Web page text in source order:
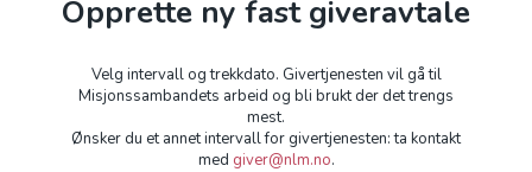
Opprette ny fast giveravtale
Velg intervall og trekkdato. Givertjenesten vil gå til
Misjonssambandets arbeid og bli brukt der det trengs
mest.
Ønsker du et annet intervall for givertjenesten: ta kontakt
med giver@nlm.no.